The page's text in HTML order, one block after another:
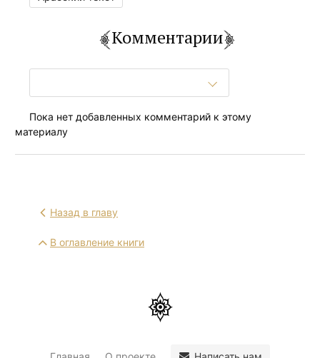
Комментарии
Пока нет добавленных комментарий к этому
материалу
Назад в главу
В оглавление книги